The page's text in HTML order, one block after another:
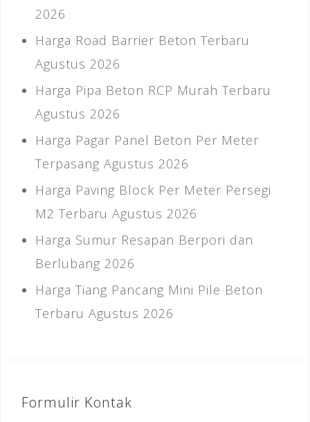
2026
Harga Road Barrier Beton Terbaru
Agustus 2026
Harga Pipa Beton RCP Murah Terbaru
Agustus 2026
Harga Pagar Panel Beton Per Meter
Terpasang Agustus 2026
Harga Paving Block Per Meter Persegi
M2 Terbaru Agustus 2026
Harga Sumur Resapan Berpori dan
Berlubang 2026
Harga Tiang Pancang Mini Pile Beton
Terbaru Agustus 2026
Formulir Kontak